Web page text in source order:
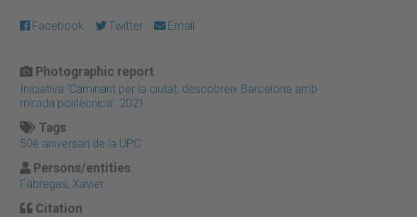
Facebook Twitter Email
Photographic report
Iniciativa ‘Caminant per la ciutat: descobreix Barcelona amb
mirada politècnica’. 2021
Tags
50è aniversari de la UPC
Persons/entities
Fàbregas, Xavier
Citation